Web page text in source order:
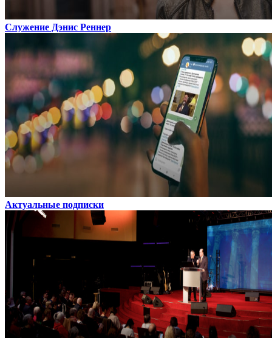
Служение Дэнис Реннер
Актуальные подписки